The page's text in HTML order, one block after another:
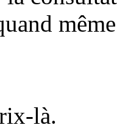
là.